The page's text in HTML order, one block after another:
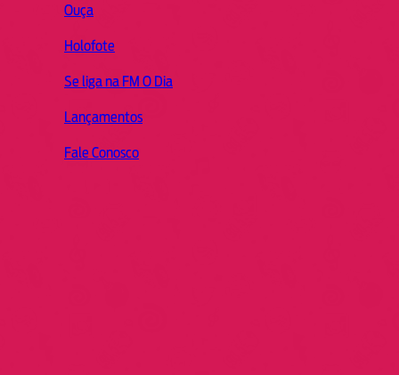
Ouça
Holofote
Se liga na FM O Dia
Lançamentos
Fale Conosco